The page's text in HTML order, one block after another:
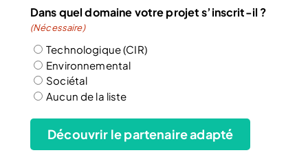
Dans quel domaine votre projet s’inscrit-il ?
(Nécessaire)
Technologique (CIR)
Environnemental
Sociétal
Aucun de la liste
Découvrir le partenaire adapté